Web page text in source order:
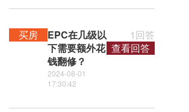
买房
EPC在几级以
下需要额外花
钱翻修？
2024-08-01
17:30:42
1回答
查看回答